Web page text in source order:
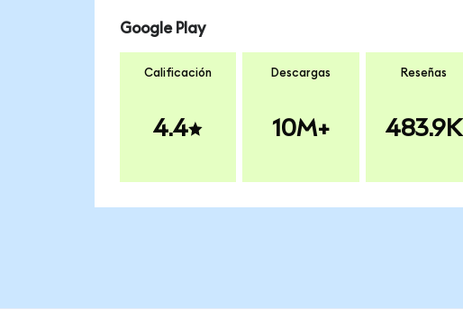
Google Play
Calificación
4.4
Descargas
10M+
Reseñas
483.9K